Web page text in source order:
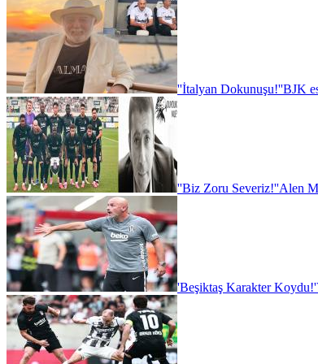
''İtalyan Dokunuşu!''BJK
''Biz Zoru Severiz!''Alen
'Beşiktaş Karakter Koydu!'